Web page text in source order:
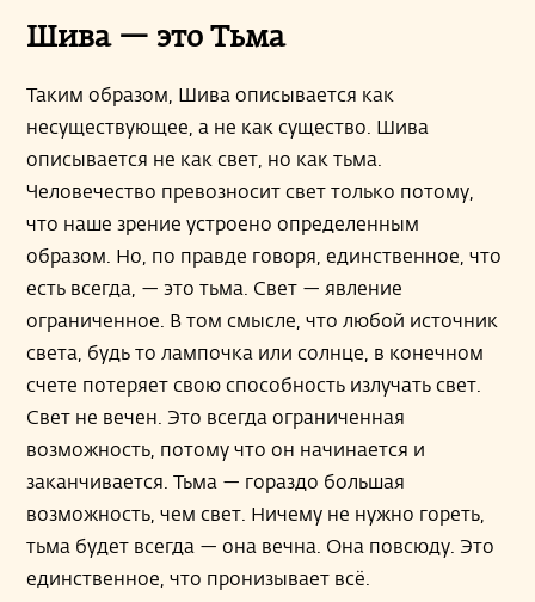
Шива — это Тьма
Таким образом, Шива описывается как
несуществующее, а не как существо. Шива
описывается не как свет, но как тьма.
Человечество превозносит свет только потому,
что наше зрение устроено определенным
образом. Но, по правде говоря, единственное, что
есть всегда, — это тьма. Свет — явление
ограниченное. В том смысле, что любой источник
света, будь то лампочка или солнце, в конечном
счете потеряет свою способность излучать свет.
Свет не вечен. Это всегда ограниченная
возможность, потому что он начинается и
заканчивается. Тьма — гораздо большая
возможность, чем свет. Ничему не нужно гореть,
тьма будет всегда — она вечна. Она повсюду. Это
единственное, что пронизывает всё.